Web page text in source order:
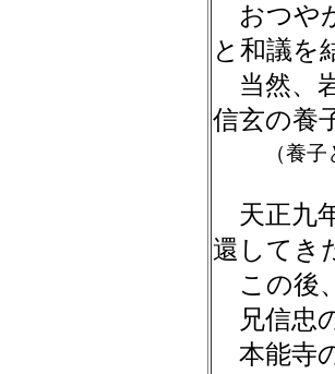
おつや
と和議を
当然、
信玄の養
（養
天正九
還してき
この後
兄信忠
本能寺